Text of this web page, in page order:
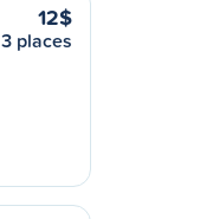
12$
3 places